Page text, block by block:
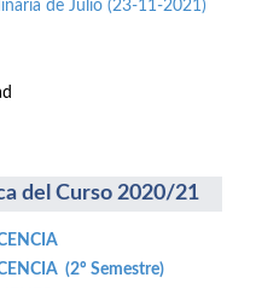
de Julio (23-11-2021)
del Curso 2020/21
(2º Semestre)